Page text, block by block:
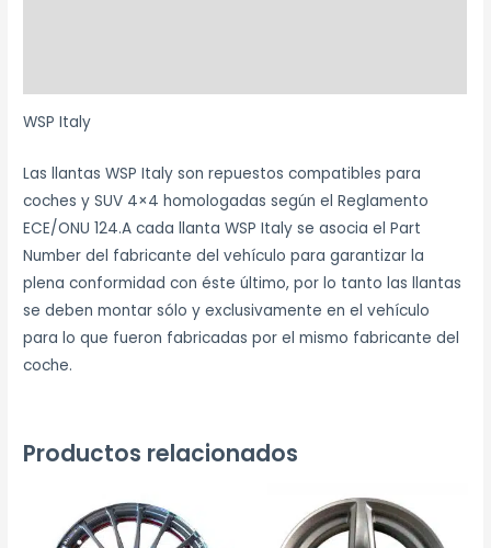
WSP Italy
Las llantas WSP Italy son repuestos compatibles para
coches y SUV 4×4 homologadas según el Reglamento
ECE/ONU 124.A cada llanta WSP Italy se asocia el Part
Number del fabricante del vehículo para garantizar la
plena conformidad con éste último, por lo tanto las llantas
se deben montar sólo y exclusivamente en el vehículo
para lo que fueron fabricadas por el mismo fabricante del
coche.
Productos relacionados